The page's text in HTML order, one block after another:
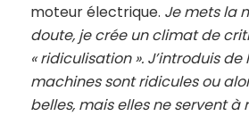
moteur électrique. Je mets la
doute, je crée un climat de
« ridiculisation ». J’introduis de
machines sont ridicules ou
belles, mais elles ne servent à